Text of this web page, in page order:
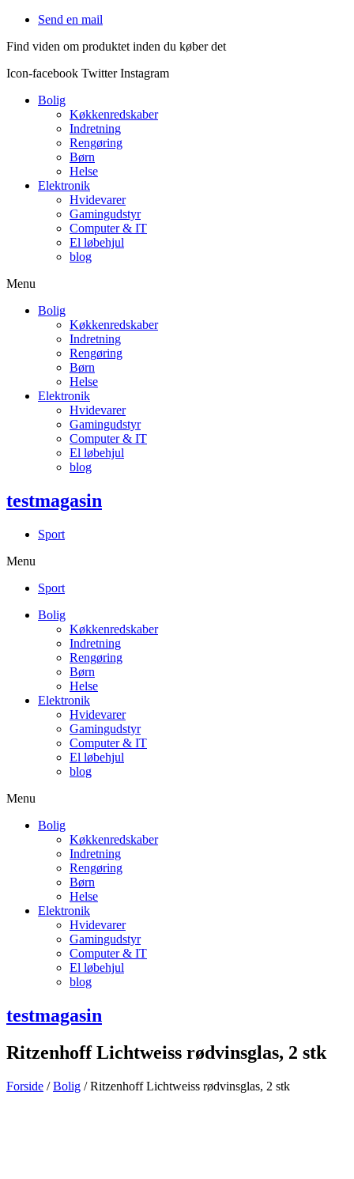
Videre
indhold
Send en mail
Find viden om produktet inden du køber det
Icon-facebook Twitter Instagram
Bolig
Køkkenredskaber
Indretning
Rengøring
Børn
Helse
Elektronik
Hvidevarer
Gamingudstyr
Computer & IT
El løbehjul
blog
Menu
Bolig
Køkkenredskaber
Indretning
Rengøring
Børn
Helse
Elektronik
Hvidevarer
Gamingudstyr
Computer & IT
El løbehjul
blog
testmagasin
Sport
Menu
Sport
Bolig
Køkkenredskaber
Indretning
Rengøring
Børn
Helse
Elektronik
Hvidevarer
Gamingudstyr
Computer & IT
El løbehjul
blog
Menu
Bolig
Køkkenredskaber
Indretning
Rengøring
Børn
Helse
Elektronik
Hvidevarer
Gamingudstyr
Computer & IT
El løbehjul
blog
testmagasin
Ritzenhoff Lichtweiss rødvinsglas, 2 stk
Forside /Bolig / Ritzenhoff Lichtweiss rødvinsglas, 2 stk